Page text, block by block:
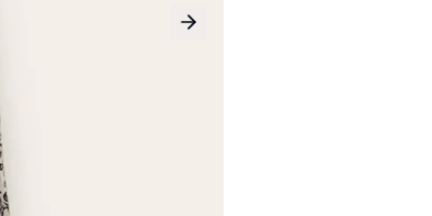
Next slide